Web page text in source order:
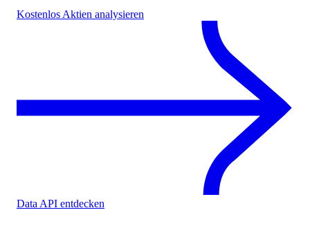
Kostenlos Aktien analysieren
Data API entdecken